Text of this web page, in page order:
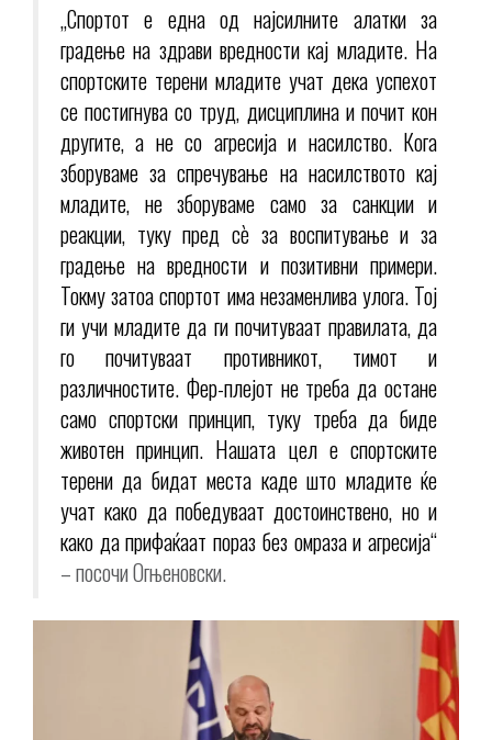
„Спортот е една од најсилните алатки за
градење на здрави вредности кај младите. На
спортските терени младите учат дека успехот
се постигнува со труд, дисциплина и почит кон
другите, а не со агресија и насилство. Кога
зборуваме за спречување на насилството кај
младите, не зборуваме само за санкции и
реакции, туку пред сè за воспитување и за
градење на вредности и позитивни примери.
Токму затоа спортот има незаменлива улога. Тој
ги учи младите да ги почитуваат правилата, да
го почитуваат противникот, тимот и
различностите. Фер-плејот не треба да остане
само спортски принцип, туку треба да биде
животен принцип. Нашата цел е спортските
терени да бидат места каде што младите ќе
учат како да победуваат достоинствено, но и
како да прифаќаат пораз без омраза и агресија“
– посочи Огњеновски.